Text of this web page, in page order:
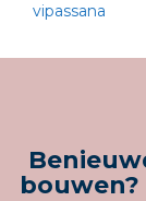
vipassana